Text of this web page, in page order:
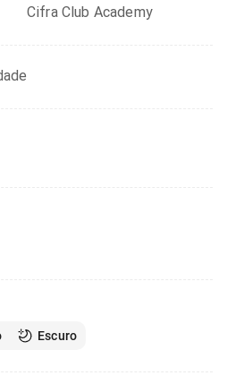
Cifra Club Academy
Escuro